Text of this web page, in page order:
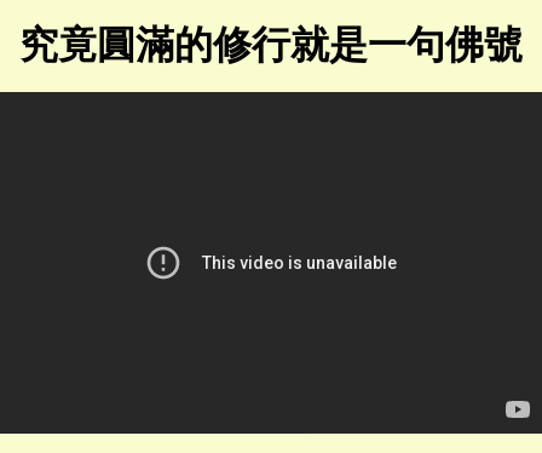
究竟圓滿的修行就是一句佛號